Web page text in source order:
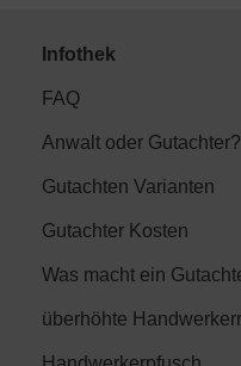
Infothek
FAQ
Anwalt oder Gutachter?
Gutachten Varianten
Gutachter Kosten
Was macht ein
überhöhte